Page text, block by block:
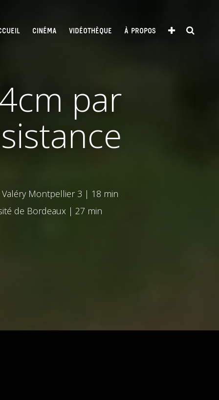
CINÉMA VIDÉOTHÈQUE À PROPOS
par
Montpellier 3 | 18 min
de Bordeaux | 27 min